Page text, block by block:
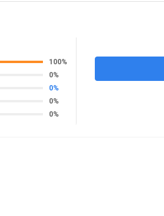
100%
0%
0%
0%
0%